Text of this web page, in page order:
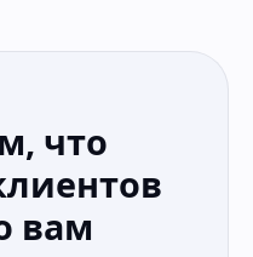
что
вам